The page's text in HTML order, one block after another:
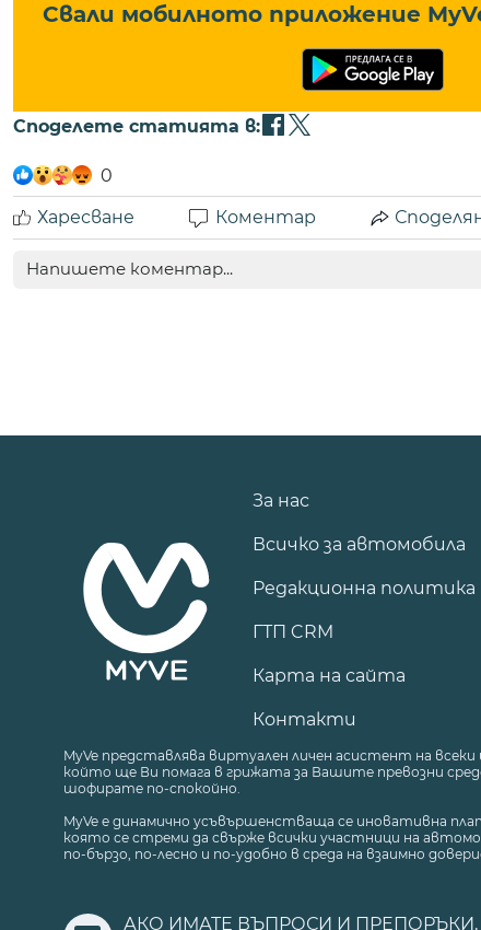
Свали мобилното приложение
Споделете статията в:
0
Харесване
Коментар
За нас
Всичко за автомобила
Редакционна политика
ГТП CRM
Карта на сайта
Контакти
MyVe представлява виртуален личен асистент на
който ще Ви помага в грижата за Вашите превозни
шофирате по-спокойно.
MyVe е динамично усъвършенстваща се иновативна
която се стреми да свърже всички участници на
по-бързо, по-лесно и по-удобно в среда на взаимно
АКО ИМАТЕ ВЪПРОСИ И ПРЕПОРЪКИ,